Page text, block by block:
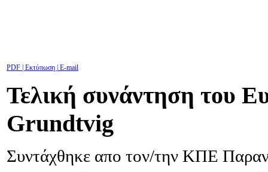
PDF | Εκτύπωση | E-mail
Τελική συνάντηση του
Grundtvig
Συντάχθηκε απο τον/την ΚΠΕ